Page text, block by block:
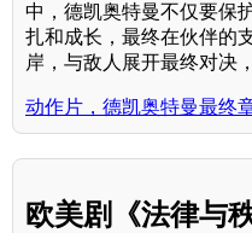
中，德凯奥特曼不仅要保
扎和成长，最终在伙伴的
岸，与敌人展开最终对决
动作片，德凯奥特曼最
欧美剧《法律与